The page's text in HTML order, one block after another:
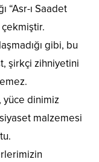
“Asr-ı Saadet
gibi, bu
şirkçi zihniyetini
yüce dinimiz
malzemesi